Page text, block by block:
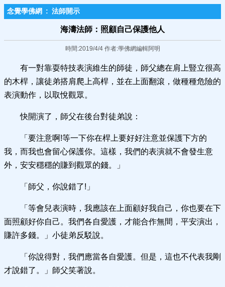
念覺學佛網 : 法師開示
海濤法師：照顧自己保護他人
時間:2019/4/4 作者:學佛網編輯阿明
有一對靠耍特技表演維生的師徒，師父總在肩上豎立很高
的木桿，讓徒弟搭肩爬上高桿，並在上面翻滾，做種種危險的
表演動作，以取悅觀眾。
快開演了，師父在後台對徒弟說：
「要注意啊!等一下你在桿上要好好注意並保護下方的
我，而我也會留心保護你。這樣，我們的表演就不會發生意
外，安安穩穩的賺到觀眾的錢。」
「師父，你說錯了!」
「等會兒表演時，我應該在上面顧好我自己，你也要在下
面照顧好你自己。我們各自愛護，才能合作無間，平安演出，
賺許多錢。」小徒弟反駁說。
「你說得對，我們應當各自愛護。但是，這也不代表我剛
才說錯了。」師父笑著說。